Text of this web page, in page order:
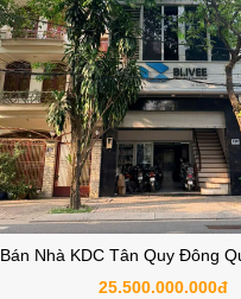
Bán Nhà KDC Tân Quy Đông
Đường 40, Gần Phú Mỹ
25.500.000.000đ